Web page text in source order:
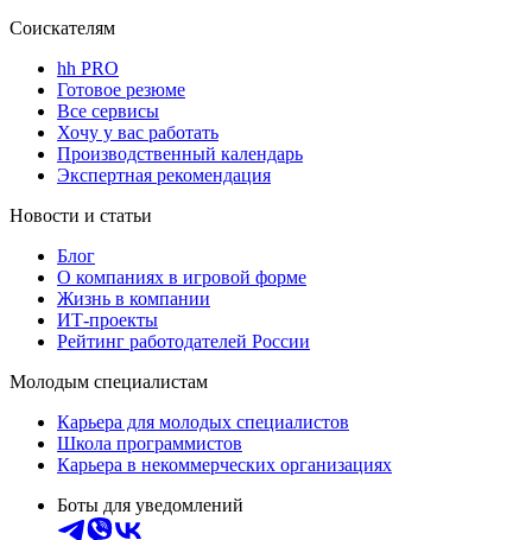
Соискателям
hh PRO
Готовое резюме
Все сервисы
Хочу у вас работать
Производственный календарь
Экспертная рекомендация
Новости и статьи
Блог
О компаниях в игровой форме
Жизнь в компании
ИТ-проекты
Рейтинг работодателей России
Молодым специалистам
Карьера для молодых специалистов
Школа программистов
Карьера в некоммерческих организациях
Боты для уведомлений